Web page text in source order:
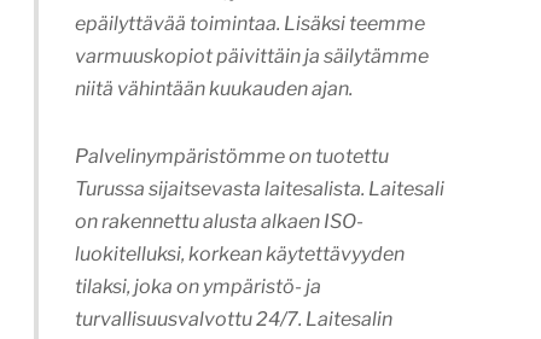
epäilyttävää toimintaa. Lisäksi teemme
varmuuskopiot päivittäin ja säilytämme
niitä vähintään kuukauden ajan.
Palvelinympäristömme on tuotettu
Turussa sijaitsevasta laitesalista. Laitesali
on rakennettu alusta alkaen ISO-
luokitelluksi, korkean käytettävyyden
tilaksi, joka on ympäristö- ja
turvallisuusvalvottu 24/7. Laitesalin